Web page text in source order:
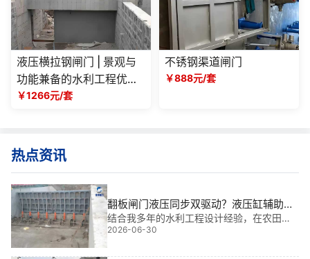
液压横拉钢闸门 | 景观与
功能兼备的水利工程优选
方案
￥1266元/套
不锈钢渠道闸门
￥888元/套
热点资讯
翻板闸门液压同步双驱动？液压缸辅助控
制的智能翻板闸门
结合我多年的水利工程设计经验，在农田灌
溉渠道水位调节与城市景观水系生态蓄水场
2026-06-30